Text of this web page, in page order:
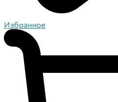
Избранное